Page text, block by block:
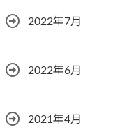
2022年7月
2022年6月
2021年4月